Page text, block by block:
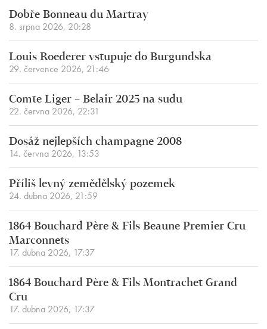
Dobře Bonneau du Martray
8. srpna 2026, 20:28
Louis Roederer vstupuje do Burgundska
29. července 2026, 21:46
Comte Liger – Belair 2025 na sudu
22. června 2026, 22:31
Dosáž nejlepších champagne 2008
14. června 2026, 13:53
Příliš levný zemědělský pozemek
24. dubna 2026, 21:59
1864 Bouchard Père & Fils Beaune Premier Cru
Marconnets
17. dubna 2026, 17:37
1864 Bouchard Père & Fils Montrachet Grand
Cru
17. dubna 2026, 17:37